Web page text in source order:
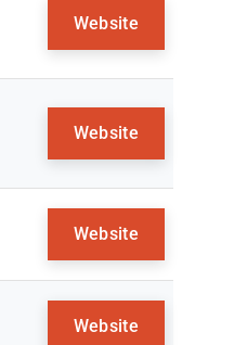
Website
Website
Website
Website